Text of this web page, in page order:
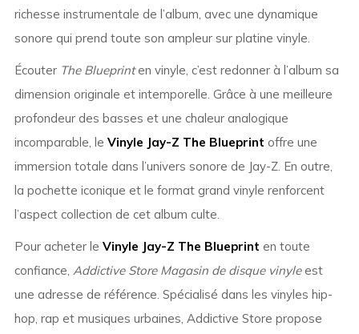
richesse instrumentale de l’album, avec une dynamique
sonore qui prend toute son ampleur sur platine vinyle.
Écouter The Blueprinten vinyle, c’est redonner à l’album sa
dimension originale et intemporelle. Grâce à une meilleure
profondeur des basses et une chaleur analogique
incomparable, le Vinyle Jay-Z The Blueprint offre une
immersion totale dans l’univers sonore de Jay-Z. En outre,
la pochette iconique et le format grand vinyle renforcent
l’aspect collection de cet album culte.
Pour acheter le Vinyle Jay-Z The Blueprint en toute
confiance, Addictive Store Magasin de disque vinyleest
une adresse de référence. Spécialisé dans les vinyles hip-
hop, rap et musiques urbaines, Addictive Store propose